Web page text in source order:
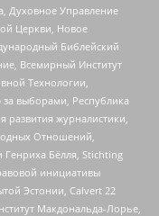
Духовное Управление
Церкви, Новое
Библейский
Всемирный Институт
Технологии,
выборами, Республика
журналистики,
Отношений,
Бёлля, Stichting
инициативы
Эстонии, Calvert 22
Макдональда-Лорье,